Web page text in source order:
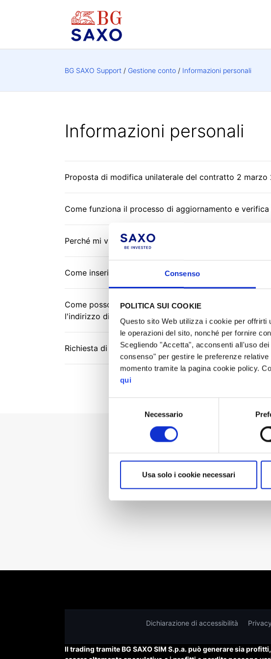
Consenso
POLITICA SUI COOKIE
Questo sito Web utilizza i cookie per offrirti
le operazioni del sito, nonché per fornire
Scegliendo "Accetta", acconsenti all'uso
consenso" per gestire le preferenze
momento tramite la pagina cookie policy.
qui
Necessario
Usa solo i cookie necessari
BG SAXO Support Gestione conto Informazioni personali
Informazioni personali
Proposta di modifica unilaterale del contratto 2 marzo
Come funziona il processo di aggiornamento e
Perché mi viene richiesto di aggiornare le mie
Come inserire le informazioni mancanti per
Come posso aggiornare le informazioni personali,
l'indirizzo di residenza?
Richiesta di chiusura del rapporto da parte di BG SAXO
Non hai
Dichiarazione di accessibilità Privacy
Il trading tramite BG SAXO SIM S.p.a. può generare sia